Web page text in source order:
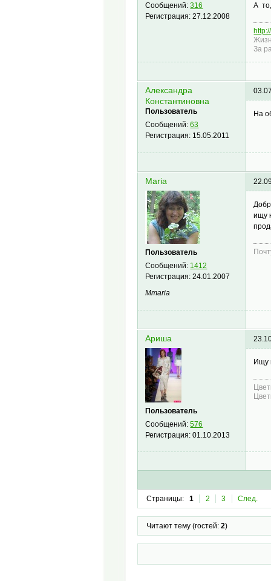
Сообщений:316
Регистрация:27.12.2008
А
За
Александра
Константиновна
Пользователь
Сообщений:63
Регистрация: 15.05.2011
На
Maria
Пользователь
Сообщений: 1412
Регистрация:24.01.2007
Mmaria
ищу
Ариша
Пользователь
Сообщений:576
Регистрация:01.10.2013
Ищу
Страницы: 1 2 3 След.
Читают тему (гостей: 2)